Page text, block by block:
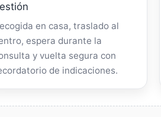
en casa, traslado al
espera durante la
y vuelta segura con
de indicaciones.